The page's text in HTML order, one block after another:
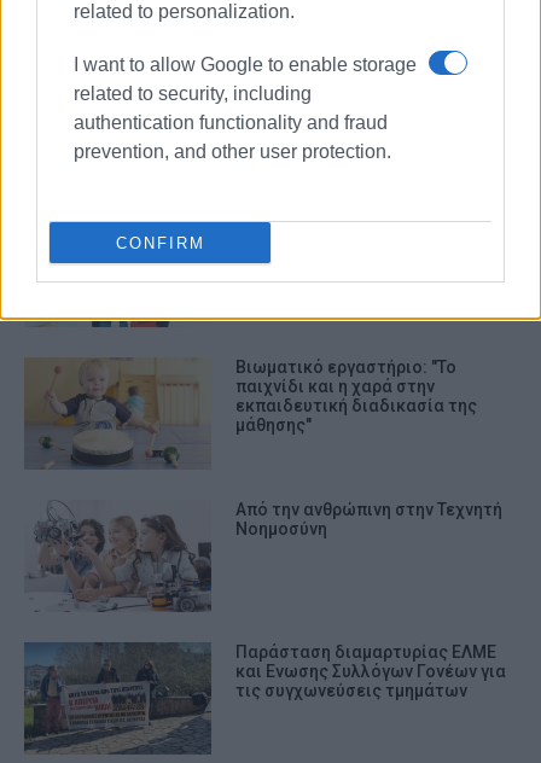
related to personalization.
I want to allow Google to enable storage
related to security, including
authentication functionality and fraud
prevention, and other user protection.
CONFIRM
ΕΚΠΑΙΔΕΥΣΗ
ΣΧΕΤΙΚA AΡΘΡΑ
Ιόνιο Πανεπιστήμιο: Εκδήλωση
της έρευνας
Βιωματικό εργαστήριο: "Το
παιχνίδι και η χαρά στην
εκπαιδευτική διαδικασία της
μάθησης"
Από την ανθρώπινη στην Τεχνητή
Νοημοσύνη
Παράσταση διαμαρτυρίας ΕΛΜΕ
και Ενωσης Συλλόγων Γονέων για
τις συγχωνεύσεις τμημάτων